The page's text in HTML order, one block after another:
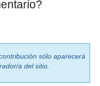
sólo aparecerá
a del sitio.